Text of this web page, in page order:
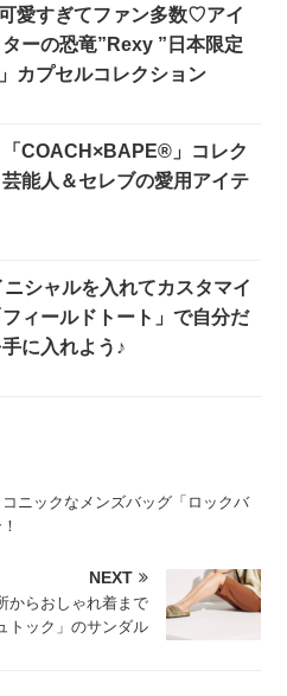
愛すぎてファン多数♡アイ
ーの恐竜”Rexy ”日本限定
カプセルコレクション
「COACH×BAPE®」コレク
能人＆セレブの愛用アイテ
ニシャルを入れてカスタマイ
ィールドトート」で自分だ
に入れよう♪
ニックなメンズバッグ「ロックバ
NEXT
からおしゃれ着まで
トック」のサンダル